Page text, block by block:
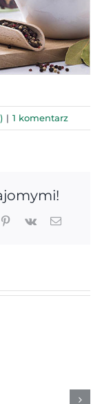
| 1 komentarz
Pinterest
Vk Email